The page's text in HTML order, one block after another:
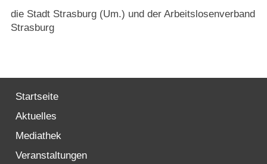
die Stadt Strasburg (Um.) und der Arbeitslosenverband
Strasburg
Startseite
Aktuelles
Mediathek
Veranstaltungen